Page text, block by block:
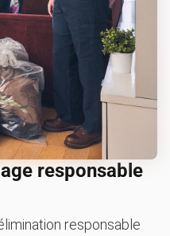
responsable
responsable